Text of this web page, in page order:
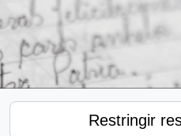
Restringir